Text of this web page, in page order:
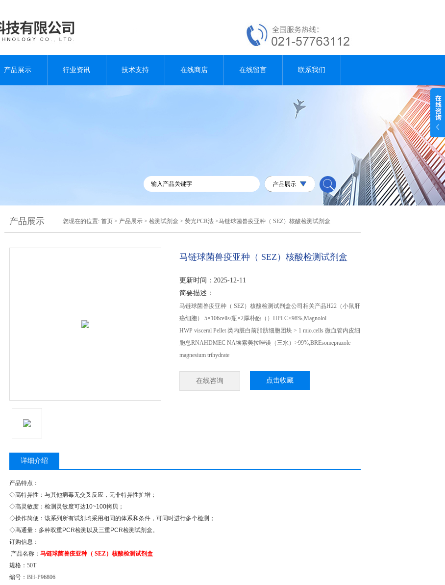
产品展示 行业资讯 技术支持 在线商店 在线留言 联系我们
产品展示 您现在的位置: 首页 > 产品展示 > 检测试剂盒 > 荧光PCR法 >马链球菌兽疫亚种（ SEZ）核酸检测试剂盒
马链球菌兽疫亚种（ SEZ）核酸检测试剂盒
更新时间：2025-12-11
简要描述：
马链球菌兽疫亚种（ SEZ）核酸检测试剂盒公司相关产品H22（小鼠肝
癌细胞） 5×106cells/瓶×2厚朴酚（）HPLC≥98%,Magnolol
HWP visceral Pellet 类内脏白前脂肪细胞团块 > 1 mio.cells 微血管内皮细
胞总RNAHDMEC NA埃索美拉唑镁（三水）>99%,BREsomeprazole
magnesium trihydrate
在线咨询 点击收藏
详细介绍
产品特点：
◇高特异性：与其他病毒无交叉反应，无非特异性扩增；
◇高灵敏度：检测灵敏度可达10~100拷贝；
◇操作简便：该系列所有试剂均采用相同的体系和条件，可同时进行多个检测；
◇高通量：多种双重PCR检测以及三重PCR检测试剂盒。
订购信息：
产品名称： 马链球菌兽疫亚种（ SEZ）核酸检测试剂盒
规格： 50T
编号： BH-P96806